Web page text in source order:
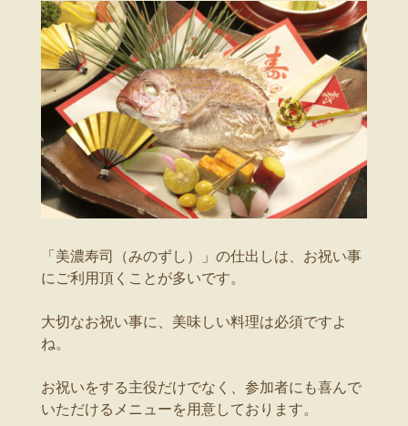
「美濃寿司（みのずし）」の仕出しは、お祝い事
にご利用頂くことが多いです。
大切なお祝い事に、美味しい料理は必須ですよ
ね。
お祝いをする主役だけでなく、参加者にも喜んで
いただけるメニューを用意しております。